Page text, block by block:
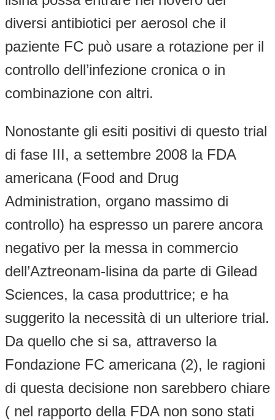
diversi antibiotici per aerosol che il
paziente FC può usare a rotazione per il
controllo dell’infezione cronica o in
combinazione con altri.
Nonostante gli esiti positivi di questo trial
di fase III, a settembre 2008 la FDA
americana (Food and Drug
Administration, organo massimo di
controllo) ha espresso un parere ancora
negativo per la messa in commercio
dell’Aztreonam-lisina da parte di Gilead
Sciences, la casa produttrice; e ha
suggerito la necessità di un ulteriore trial.
Da quello che si sa, attraverso la
Fondazione FC americana (2), le ragioni
di questa decisione non sarebbero chiare
( nel rapporto della FDA non sono stati